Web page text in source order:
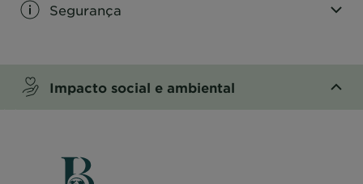
Segurança
Impacto social e ambiental